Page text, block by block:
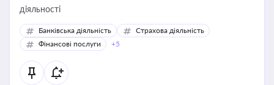
діяльності
Банківська діяльність
Страхова діяльність
Фінансові послуги
+5